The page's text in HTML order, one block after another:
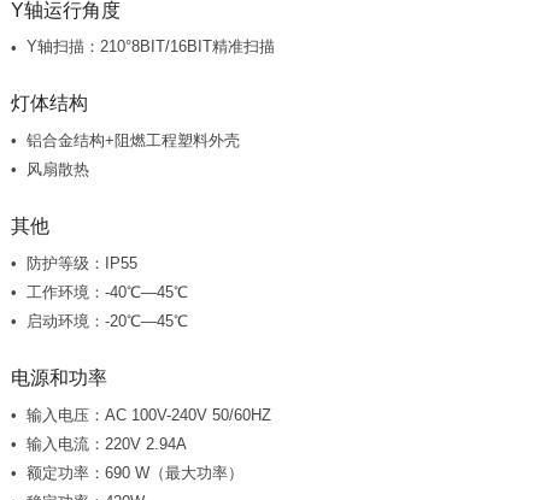
Y轴运行角度
Y轴扫描：210°8BIT/16BIT精准扫描
灯体结构
铝合金结构+阻燃工程塑料外壳
风扇散热
其他
防护等级：IP55
工作环境：-40℃—45℃
启动环境：-20℃—45℃
电源和功率
输入电压：AC 100V-240V 50/60HZ
输入电流：220V 2.94A
额定功率：690 W（最大功率）